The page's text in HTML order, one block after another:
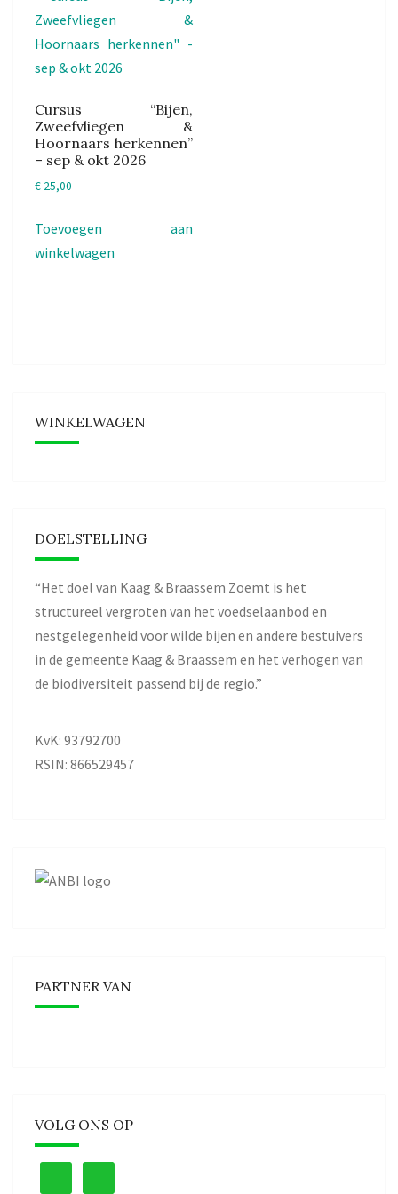
Cursus “Bijen,
Zweefvliegen &
Hoornaars herkennen”
– sep & okt 2026
€ 25,00
Toevoegen aan
winkelwagen
WINKELWAGEN
DOELSTELLING
“Het doel van Kaag & Braassem Zoemt is het
structureel vergroten van het voedselaanbod en
nestgelegenheid voor wilde bijen en andere bestuivers
in de gemeente Kaag & Braassem en het verhogen van
de biodiversiteit passend bij de regio.”
KvK: 93792700
RSIN: 866529457
PARTNER VAN
VOLG ONS OP